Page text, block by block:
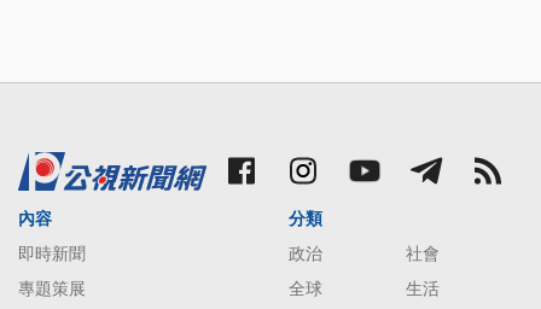
內容
即時新聞
專題策展
分類
政治
社會
全球
生活